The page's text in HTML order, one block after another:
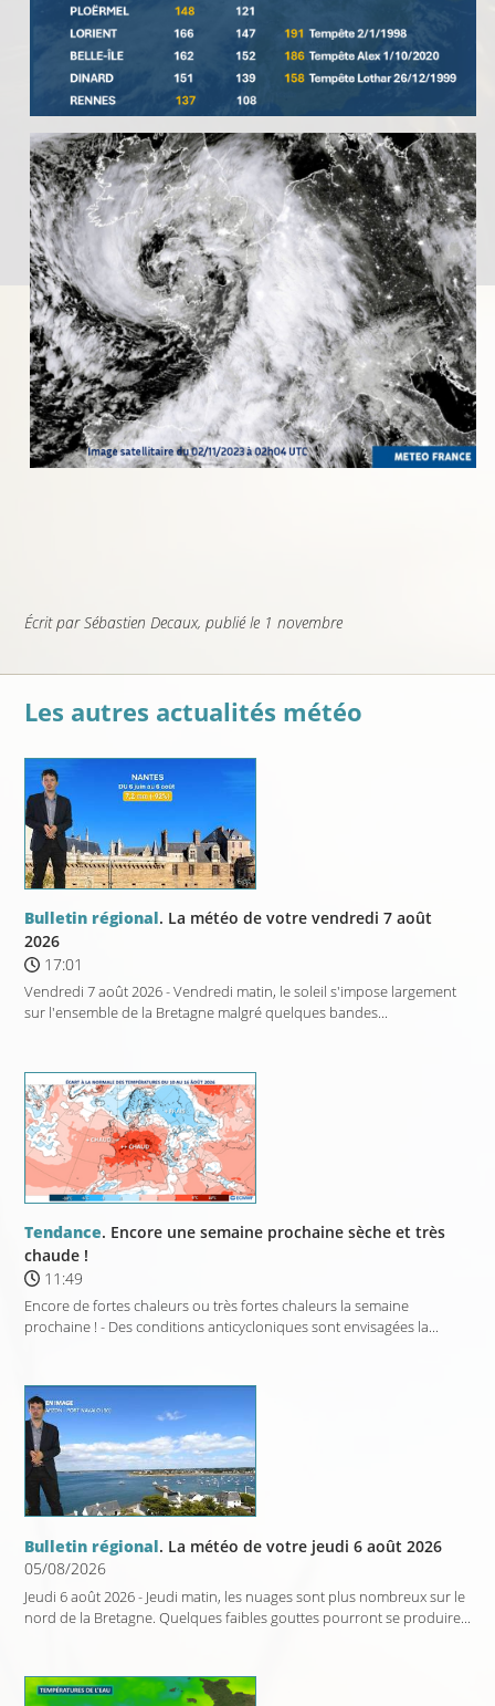
Écrit par Sébastien Decaux, publiéle 1 novembre
Les autres actualités météo
Bulletin régional. La météo de votre vendredi 7 août
2026
17:01
Vendredi 7 août 2026 - Vendredi matin, le soleil s'impose largement
sur l'ensemble de la Bretagne malgré quelques bandes...
Tendance. Encore une semaine prochaine sèche et très
chaude !
11:49
Encore de fortes chaleurs ou très fortes chaleurs la semaine
prochaine ! - Des conditions anticycloniques sont envisagées la...
Bulletin régional. La météo de votre jeudi 6 août 2026
05/08/2026
Jeudi 6 août 2026 - Jeudi matin, les nuages sont plus nombreux sur le
nord de la Bretagne. Quelques faibles gouttes pourront se produire...